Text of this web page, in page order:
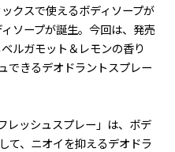
クスで使えるボディソープが
ソープが誕生。今回は、発売
ルガモット＆レモンの香り
できるデオドラントスプレー
レッシュスプレー」は、ボデ
て、ニオイを抑えるデオドラ